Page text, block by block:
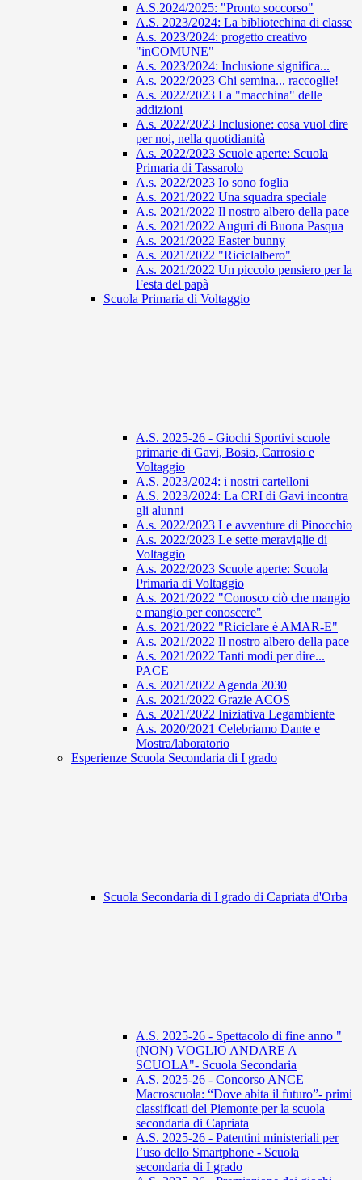
A.S.2024/2025: "Pronto soccorso"
A.S. 2023/2024: La bibliotechina di classe
A.s. 2023/2024: progetto creativo
"inCOMUNE"
A.s. 2023/2024: Inclusione significa...
A.s. 2022/2023 Chi semina... raccoglie!
A.s. 2022/2023 La "macchina" delle
addizioni
A.s. 2022/2023 Inclusione: cosa vuol dire
per noi, nella quotidianità
A.s. 2022/2023 Scuole aperte: Scuola
Primaria di Tassarolo
A.s. 2022/2023 Io sono foglia
A.s. 2021/2022 Una squadra speciale
A.s. 2021/2022 Il nostro albero della pace
A.s. 2021/2022 Auguri di Buona Pasqua
A.s. 2021/2022 Easter bunny
A.s. 2021/2022 "Riciclalbero"
A.s. 2021/2022 Un piccolo pensiero per la
Festa del papà
Scuola Primaria di Voltaggio
A.S. 2025-26 - Giochi Sportivi scuole
primarie di Gavi, Bosio, Carrosio e
Voltaggio
A.S. 2023/2024: i nostri cartelloni
A.S. 2023/2024: La CRI di Gavi incontra
gli alunni
A.s. 2022/2023 Le avventure di Pinocchio
A.s. 2022/2023 Le sette meraviglie di
Voltaggio
A.s. 2022/2023 Scuole aperte: Scuola
Primaria di Voltaggio
A.s. 2021/2022 "Conosco ciò che mangio
e mangio per conoscere"
A.s. 2021/2022 "Riciclare è AMAR-E"
A.s. 2021/2022 Il nostro albero della pace
A.s. 2021/2022 Tanti modi per dire...
PACE
A.s. 2021/2022 Agenda 2030
A.s. 2021/2022 Grazie ACOS
A.s. 2021/2022 Iniziativa Legambiente
A.s. 2020/2021 Celebriamo Dante e
Mostra/laboratorio
Esperienze Scuola Secondaria di I grado
Scuola Secondaria di I grado di Capriata d'Orba
A.S. 2025-26 - Spettacolo di fine anno "
(NON) VOGLIO ANDARE A
SCUOLA"- Scuola Secondaria
A.S. 2025-26 - Concorso ANCE
Macroscuola: “Dove abita il futuro”- primi
classificati del Piemonte per la scuola
secondaria di Capriata
A.S. 2025-26 - Patentini ministeriali per
l’uso dello Smartphone - Scuola
secondaria di I grado